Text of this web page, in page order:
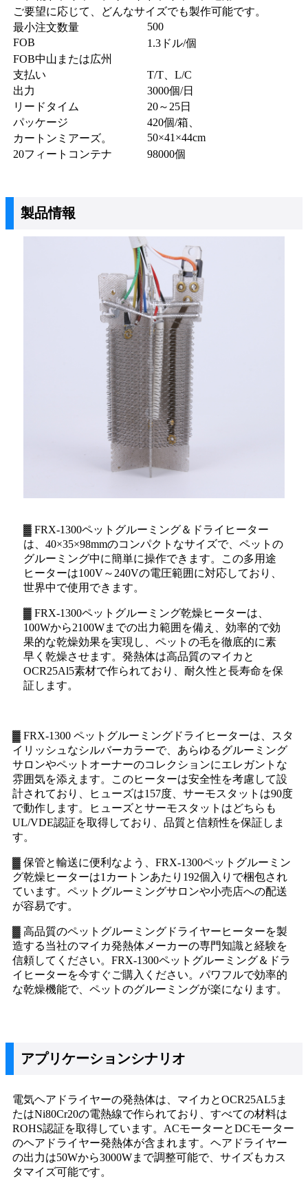
ご要望に応じて、どんなサイズでも製作可能です。
最小注文数量
500
FOB
1.3ドル/個
FOB中山または広州
支払い
T/T、L/C
出力
3000個/日
リードタイム
20～25日
パッケージ
420個/箱、
カートンミアーズ。
50×41×44cm
20フィートコンテナ
98000個
製品情報
▓ FRX-1300ペットグルーミング＆ドライヒーター
は、40×35×98mmのコンパクトなサイズで、ペットの
グルーミング中に簡単に操作できます。この多用途
ヒーターは100V～240Vの電圧範囲に対応しており、
世界中で使用できます。
▓ FRX-1300ペットグルーミング乾燥ヒーターは、
100Wから2100Wまでの出力範囲を備え、効率的で効
果的な乾燥効果を実現し、ペットの毛を徹底的に素
早く乾燥させます。発熱体は高品質のマイカと
OCR25Al5素材で作られており、耐久性と長寿命を保
証します。
▓ FRX-1300 ペットグルーミングドライヒーターは、スタ
イリッシュなシルバーカラーで、あらゆるグルーミング
サロンやペットオーナーのコレクションにエレガントな
雰囲気を添えます。このヒーターは安全性を考慮して設
計されており、ヒューズは157度、サーモスタットは90度
で動作します。ヒューズとサーモスタットはどちらも
UL/VDE認証を取得しており、品質と信頼性を保証しま
す。
▓ 保管と輸送に便利なよう、FRX-1300ペットグルーミン
グ乾燥ヒーターは1カートンあたり192個入りで梱包され
ています。ペットグルーミングサロンや小売店への配送
が容易です。
▓ 高品質のペットグルーミングドライヤーヒーターを製
造する当社のマイカ発熱体メーカーの専門知識と経験を
信頼してください。FRX-1300ペットグルーミング＆ドラ
イヒーターを今すぐご購入ください。パワフルで効率的
な乾燥機能で、ペットのグルーミングが楽になります。
アプリケーションシナリオ
電気ヘアドライヤーの発熱体は、マイカとOCR25AL5ま
たはNi80Cr20の電熱線で作られており、すべての材料は
ROHS認証を取得しています。ACモーターとDCモーター
のヘアドライヤー発熱体が含まれます。ヘアドライヤー
の出力は50Wから3000Wまで調整可能で、サイズもカス
タマイズ可能です。